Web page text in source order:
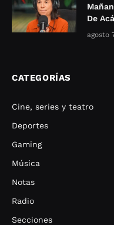
De
agosto
CATEGORÍAS
Cine, series y teatro
Deportes
Gaming
Música
Notas
Radio
Secciones